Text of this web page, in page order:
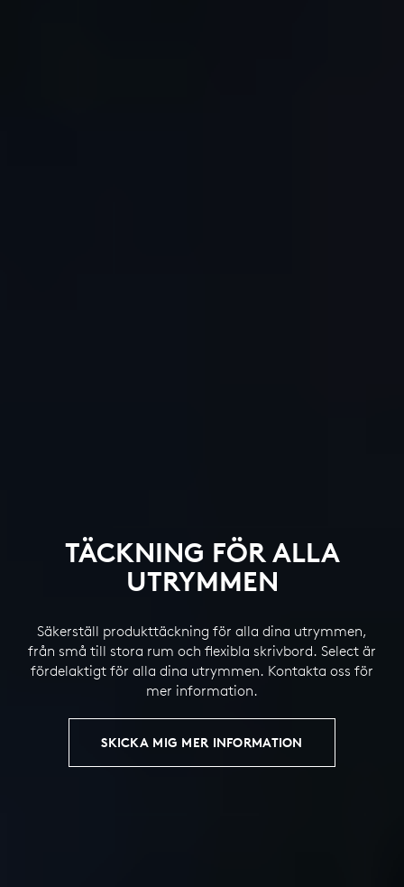
TÄCKNING FÖR ALLA
UTRYMMEN
Säkerställ produkttäckning för alla dina utrymmen,
från små till stora rum och flexibla skrivbord. Select är
fördelaktigt för alla dina utrymmen. Kontakta oss för
mer information.
SKICKA MIG MER INFORMATION